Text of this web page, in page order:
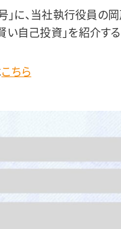
」に、当社執行役員の
い自己投資」を紹介す
こちら